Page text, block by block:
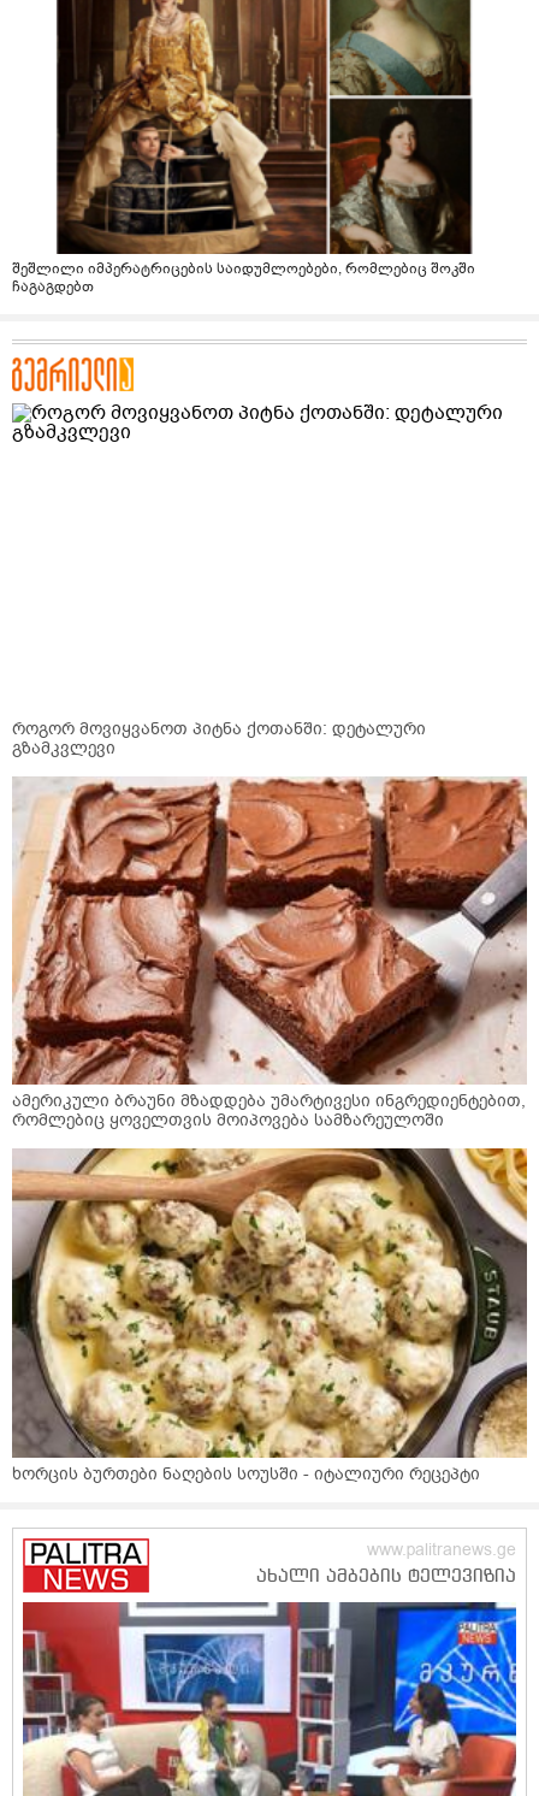
შეშლილი იმპერატრიცების საიდუმლოებები, რომლებიც შოკში
ჩაგაგდებთ
როგორ მოვიყვანოთ პიტნა ქოთანში: დეტალური
გზამკვლევი
ამერიკული ბრაუნი მზადდება უმარტივესი ინგრედიენტებით,
რომლებიც ყოველთვის მოიპოვება სამზარეულოში
ხორცის ბურთები ნაღების სოუსში - იტალიური რეცეპტი